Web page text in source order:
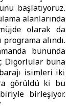
başlatıyoruz.
alanlarında
olarak da
alındı.
bununda
Digorlular buna
isimleri iki
görüldü ki bu
birleşiyor.